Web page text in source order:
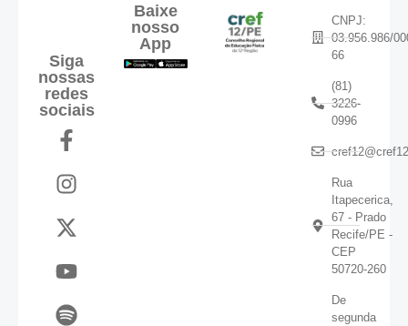
Siga
nossas
redes
sociais
Baixe
nosso
App
CNPJ:
03.956.986/
66
(81)
3226-
0996
Rua
Itapecerica,
67 - Prado
Recife/PE -
CEP
50720-260
De
segunda